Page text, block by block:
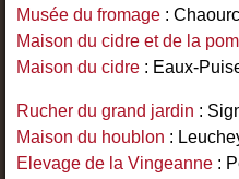
Musée du fromage :
Maison du cidre et de la
Maison du cidre : Eaux-
Rucher du grand jardin :
Maison du houblon :
Elevage de la Vingeanne :